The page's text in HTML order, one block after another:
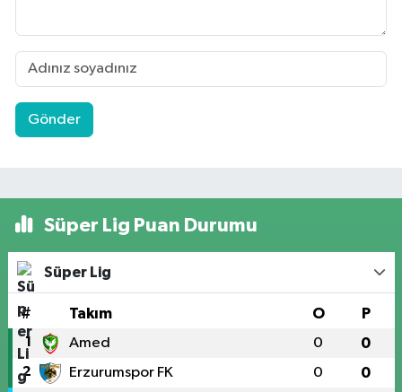
Gönder
Süper Lig Puan Durumu
Süper Lig
# Takım O P
1 Amed 0 0
2 Erzurumspor FK 0 0